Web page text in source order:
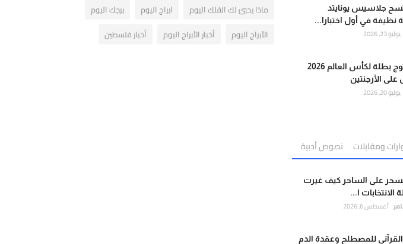
جلاسيس يونايتد
في أول اختبارا...
يوليو 23, 2026
إسبانيا تتوج بطلة لكأس العالم 2026
على الأرجنتين
يوليو 20, 2026
ومقابلات نصوص أدبية
على الساحر كيف غيرت
الانتخابات ا...
أغسطس 6, 2026
للمصطلح وعقدة الدم
ماذا يخبئ لك الفلك اليوم
ابراج اليوم
برجك اليوم
الأبراج اليوم
أخبار الأبراج اليوم أخبار فلسطين